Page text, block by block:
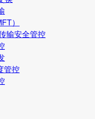
）
输安全管控
管控